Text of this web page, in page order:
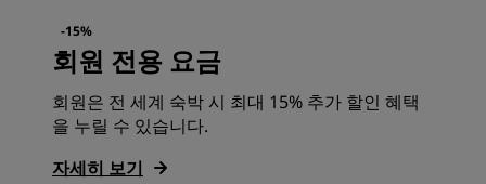
-15%
회원 전용 요금
회원은 전 세계 숙박 시 최대 15% 추가 할인 혜택
을 누릴 수 있습니다.
자세히 보기